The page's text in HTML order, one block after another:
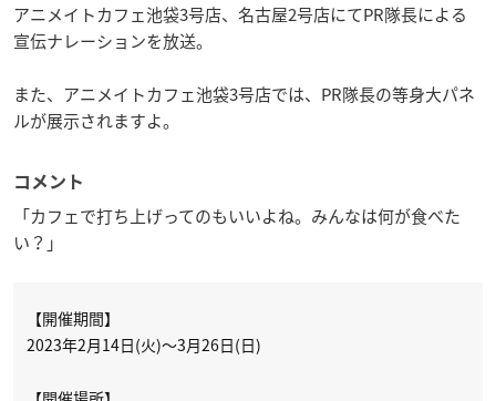
アニメイトカフェ池袋3号店、名古屋2号店にてPR隊長による
宣伝ナレーションを放送。
また、アニメイトカフェ池袋3号店では、PR隊長の等身大パネ
ルが展示されますよ。
コメント
「カフェで打ち上げってのもいいよね。みんなは何が食べた
い？」
【開催期間】
2023年2月14日(火)～3月26日(日)